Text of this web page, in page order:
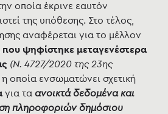
οποία έκρινε εαυτόν
της υπόθεσης. Στο τέλος,
αναφέρεται για το μέλλον
ψηφίστηκε μεταγενέστερα
(Ν. 4727/2020 της 23ης
η οποία ενσωματώνει σχετική
για τα ανοικτά δεδομένα και
πληροφοριών δημόσιου